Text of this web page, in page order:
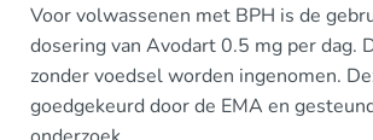
Voor volwassenen met BPH is de
dosering van Avodart 0.5 mg per dag.
zonder voedsel worden ingenomen.
goedgekeurd door de EMA en